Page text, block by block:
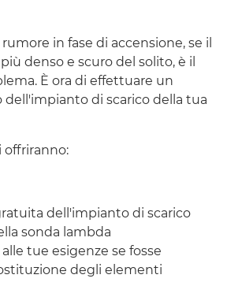
in fase di accensione, se il
denso e scuro del solito, è il
È ora di effettuare un
di scarico della tua
offriranno:
dell'impianto di scarico
sonda lambda
tue esigenze se fosse
degli elementi